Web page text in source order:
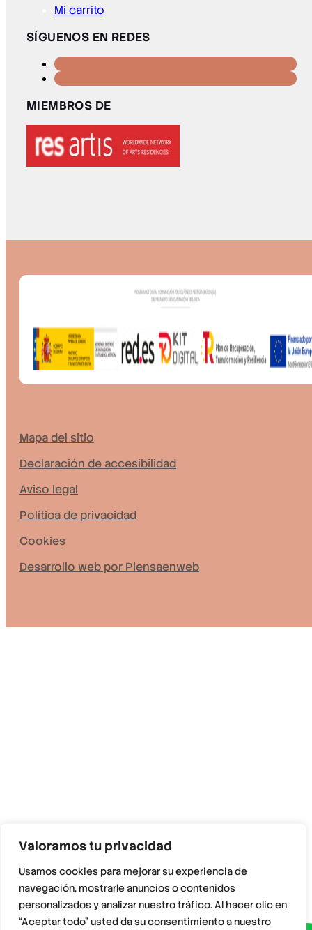
Valoramos tu privacidad
Usamos cookies para mejorar su experiencia de
navegación, mostrarle anuncios o contenidos
personalizados y analizar nuestro tráfico. Al hacer clic en
“Aceptar todo” usted da su consentimiento a nuestro
Mi carrito
SÍGUENOS EN REDES
MIEMBROS DE
Mapa del sitio
Declaración de accesibilidad
Aviso legal
Política de privacidad
Cookies
Desarrollo web por Piensaenweb